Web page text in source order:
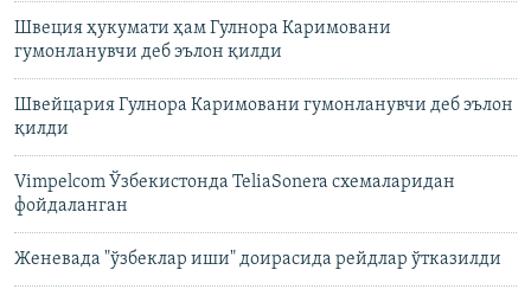
Швеция ҳукумати ҳам Гулнора Каримовани
гумонланувчи деб эълон қилди
Швейцария Гулнора Каримовани гумонланувчи деб эълон
қилди
Vimpelcom Ўзбекистонда TeliaSonera схемаларидан
фойдаланган
Женевада "ўзбеклар иши" доирасида рейдлар ўтказилди